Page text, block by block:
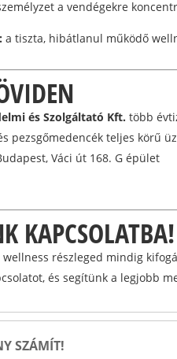
a vendégekre
a tiszta, hibátlanul működő
és Szolgáltató Kft. több
pezsgőmedencék teljes körű
Váci út 168. G épület
KAPCSOLATBA!
wellness részleged mindig
és segítünk a legjobb
SZÁMÍT!